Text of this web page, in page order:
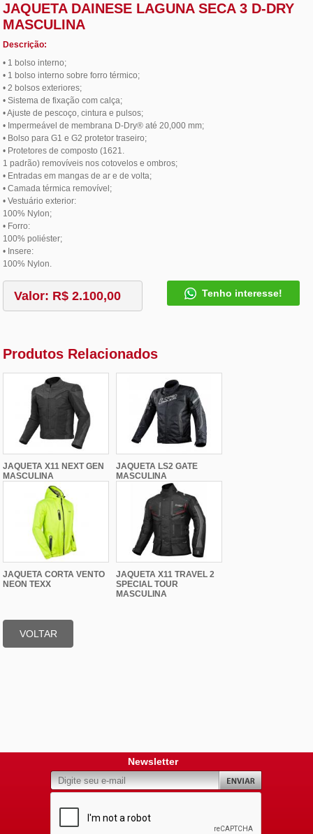
JAQUETA DAINESE LAGUNA SECA 3 D-DRY
MASCULINA
Descrição:
• 1 bolso interno;
• 1 bolso interno sobre forro térmico;
• 2 bolsos exteriores;
• Sistema de fixação com calça;
• Ajuste de pescoço, cintura e pulsos;
• Impermeável de membrana D-Dry® até 20,000 mm;
• Bolso para G1 e G2 protetor traseiro;
• Protetores de composto (1621.
1 padrão) removíveis nos cotovelos e ombros;
• Entradas em mangas de ar e de volta;
• Camada térmica removível;
• Vestuário exterior:
100% Nylon;
• Forro:
100% poliéster;
• Insere:
100% Nylon.
Valor: R$ 2.100,00 Tenho interesse!
Produtos Relacionados
JAQUETA X11 NEXT GEN
MASCULINA
JAQUETA LS2 GATE
MASCULINA
JAQUETA CORTA VENTO
NEON TEXX
JAQUETA X11 TRAVEL 2
SPECIAL TOUR
MASCULINA
VOLTAR
Newsletter